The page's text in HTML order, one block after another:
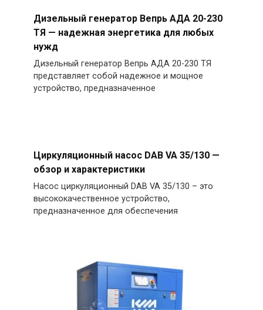
Дизельный генератор Вепрь АДА 20-230
ТЯ — надежная энергетика для любых
нужд
Дизельный генератор Вепрь АДА 20-230 ТЯ
представляет собой надежное и мощное
устройство, предназначенное
Циркуляционный насос DAB VA 35/130 —
обзор и характеристики
Насос циркуляционный DAB VA 35/130 – это
высококачественное устройство,
предназначенное для обеспечения